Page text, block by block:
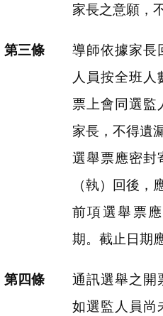
家長之意願，
導師依據家長
人員按全班
票上會同選監
家長，不得遺漏
選舉票應密封
（執）回後，
前項選舉票
期。截止日期
通訊選舉之開
如選監人員尚